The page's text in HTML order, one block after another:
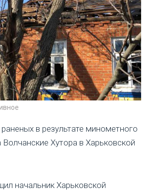
в результате минометного
Волчанские Хутора в Харьковской
начальник Харьковской